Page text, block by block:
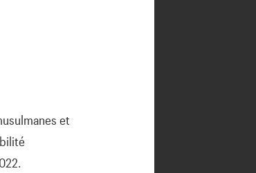
et